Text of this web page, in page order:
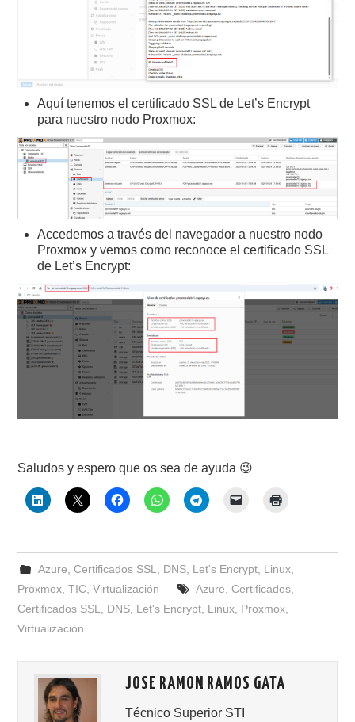
Aquí tenemos el certificado SSL de Let’s Encrypt
para nuestro nodo Proxmox:
Accedemos a través del navegador a nuestro nodo
Proxmox y vemos como reconoce el certificado SSL
de Let’s Encrypt:
Saludos y espero que os sea de ayuda 😉
Azure Certificados SSL DNS, Let's Encrypt, Linux,
Proxmox ,TIC ,Virtualización Azure Certificados,
Certificados SSL
DNS Let's Encrypt Linux Proxmox
Virtualización
JOSE RAMON RAMOS GATA
Técnico Superior STI